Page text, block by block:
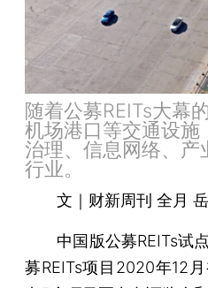
随着公募REITs大幕
机场港口等交通设施
治理、信息网络、产
行业。
文｜财新周刊 全月
中国版公募REITs试点
募REITs项目2020年12